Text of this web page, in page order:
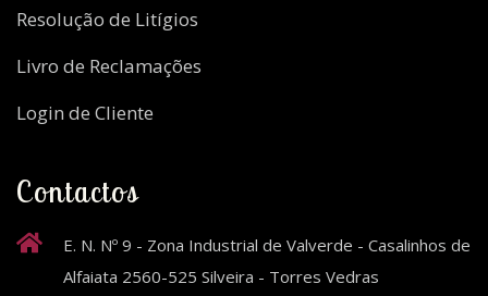
Resolução de Litígios
Livro de Reclamações
Login de Cliente
Contactos
E. N. Nº 9 - Zona Industrial de Valverde - Casalinhos de
Alfaiata 2560-525 Silveira - Torres Vedras